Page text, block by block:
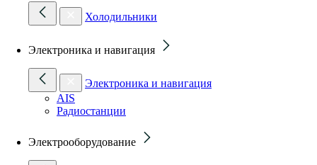
Холодильники
Электроника и навигация
Электроника и навигация
AIS
Радиостанции
Электрооборудование